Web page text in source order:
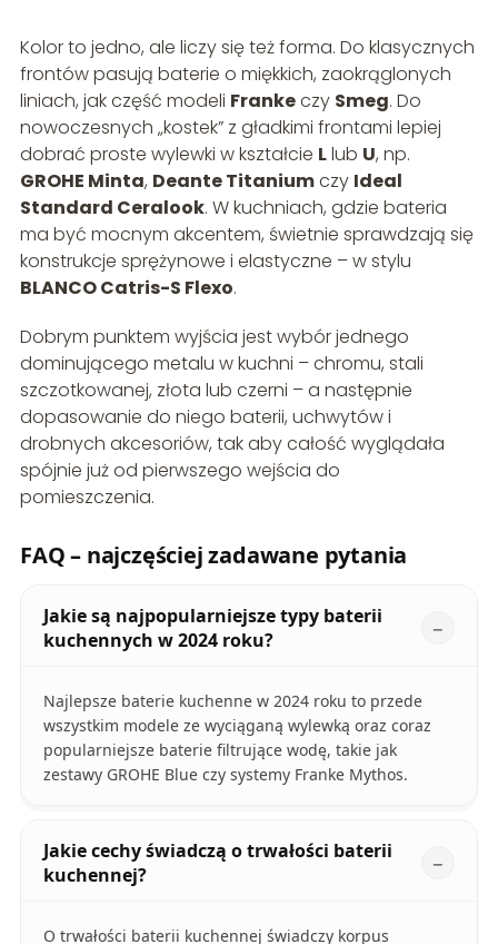
Kolor to jedno, ale liczy się też forma. Do klasycznych
frontów pasują baterie o miękkich, zaokrąglonych
liniach, jak część modeli Frankeczy Smeg. Do
nowoczesnych „kostek” z gładkimi frontami lepiej
dobrać proste wylewki w kształcie Llub U, np.
GROHE Minta, Deante Titaniumczy Ideal
Standard Ceralook. W kuchniach, gdzie bateria
ma być mocnym akcentem, świetnie sprawdzają się
konstrukcje sprężynowe i elastyczne – w stylu
BLANCO Catris-S Flexo.
Dobrym punktem wyjścia jest wybór jednego
dominującego metalu w kuchni – chromu, stali
szczotkowanej, złota lub czerni – a następnie
dopasowanie do niego baterii, uchwytów i
drobnych akcesoriów, tak aby całość wyglądała
spójnie już od pierwszego wejścia do
pomieszczenia.
FAQ – najczęściej zadawane pytania
Jakie są najpopularniejsze typy baterii
kuchennych w 2024 roku?
Najlepsze baterie kuchenne w 2024 roku to przede
wszystkim modele ze wyciąganą wylewką oraz coraz
popularniejsze baterie filtrujące wodę, takie jak
zestawy GROHE Blue czy systemy Franke Mythos.
Jakie cechy świadczą o trwałości baterii
kuchennej?
O trwałości baterii kuchennej świadczy korpus